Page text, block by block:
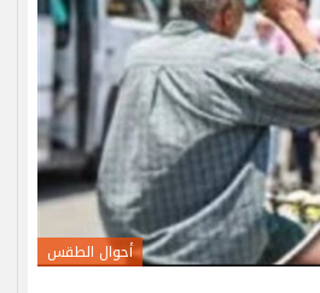
أحوال الطقس